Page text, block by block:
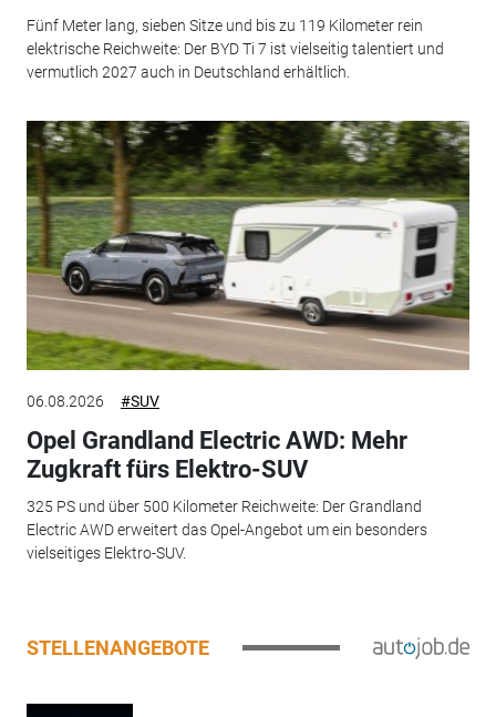
Fünf Meter lang, sieben Sitze und bis zu 119 Kilometer rein
elektrische Reichweite: Der BYD Ti 7 ist vielseitig talentiert und
vermutlich 2027 auch in Deutschland erhältlich.
06.08.2026 #SUV
Opel Grandland Electric AWD: Mehr
Zugkraft fürs Elektro-SUV
325 PS und über 500 Kilometer Reichweite: Der Grandland
Electric AWD erweitert das Opel-Angebot um ein besonders
vielseitiges Elektro-SUV.
STELLENANGEBOTE